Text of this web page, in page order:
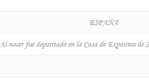
ESPAÑA
Al nacer fué depositado en la Casa de Expósitos